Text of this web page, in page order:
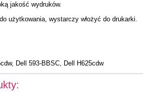
jakość wydruków.
użytkowania, wystarczy włożyć do drukarki.
Dell 593-BBSC, Dell H625cdw